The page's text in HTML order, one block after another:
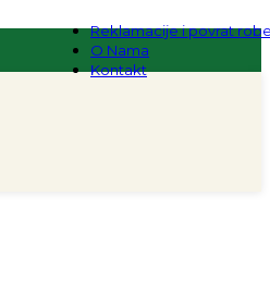
Reklamacije i povrat
O Nama
Kontakt